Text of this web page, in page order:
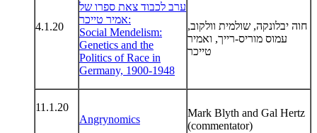
חוה יבלונקה, שולמית וולקוב,
עמוס מוריס-רייך, ואמיר
טייכר
ערב לכבוד צאת ספרו של
אמיר טייכר:
Social Mendelism:
Genetics and the
Politics of Race in
Germany, 1900-1948
4.1.20
Mark Blyth and Gal Hertz
(commentator)
Angrynomics
11.1.20